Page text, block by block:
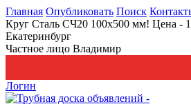
Главная Опубликовать Поиск
Круг Сталь СЧ20 100х500 мм! Цена -
Екатеринбург
Частное лицо Владимир
Логин